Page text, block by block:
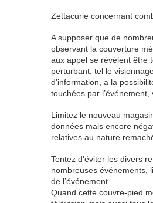
Zettacurie concernant
A supposer que de
observant la couverture
aux appel se révèlent être
perturbant, tel le
d’information, a la
touchées par
Limitez le nouveau
données mais encore
relatives au nature
Tentez d’éviter les divers
nombreuses événements,
de l’événement.
Quand cette couvre-pied